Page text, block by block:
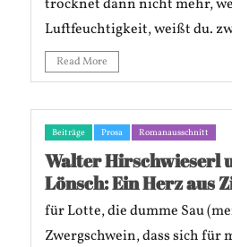
trocknet dann nicht mehr,
Luftfeuchtigkeit, weißt du.
Read More
Beiträge Prosa Romanausschnitt
Walter Hirschwieserl
Lönsch: Ein Herz aus
für Lotte, die dumme Sau
Zwergschwein, dass sich für